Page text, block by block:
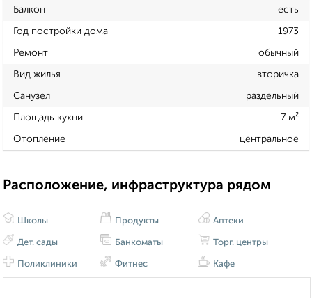
Балкон есть
Год постройки дома 1973
Ремонт обычный
Вид жилья вторичка
Санузел раздельный
Площадь кухни 7 м²
Отопление центральное
Расположение, инфраструктура рядом
Школы
Дет. сады
Поликлиники
Продукты
Банкоматы
Фитнес
Аптеки
Торг. центры
Кафе